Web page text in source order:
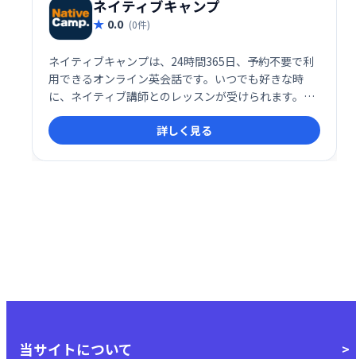
ネイティブキャンプ
0.0 (0件)
ネイティブキャンプは、24時間365日、予約不要で利
用できるオンライン英会話です。いつでも好きな時
に、ネイティブ講師とのレッスンが受けられます。場
所を選ばず、自分のペースで英語学習を進められるの
で、忙しい方にも最適です。手軽に始められる英会話
レッスンで、英語力を向上させましょう。
詳しく見る
当サイトについて